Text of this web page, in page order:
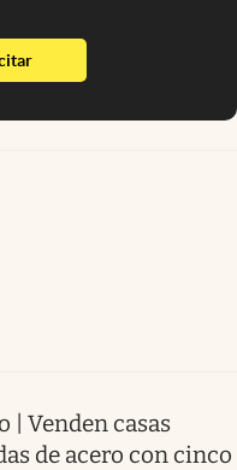
abre en nueva pestaña
| Venden casas
de acero con cinco